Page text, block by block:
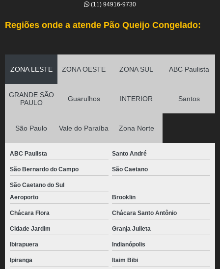
(11) 94916-9730
Regiões onde a atende Pão Queijo Congelado:
ZONA LESTE ZONA OESTE ZONA SUL ABC Paulista
GRANDE SÃO
PAULO
Guarulhos INTERIOR Santos
São Paulo Vale do Paraíba Zona Norte
ABC Paulista Santo André
São Bernardo do Campo São Caetano
São Caetano do Sul
Aeroporto
Brooklin
Chácara Flora Chácara Santo Antônio
Cidade Jardim Granja Julieta
Ibirapuera Indianópolis
Ipiranga Itaim Bibi